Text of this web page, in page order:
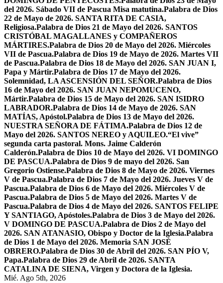
del 2026. Sábado VII de Pascua Misa matutina.Palabra de Dios
22 de Mayo de 2026. SANTA RITA DE CASIA,
Religiosa.Palabra de Dios 21 de Mayo del 2026. SANTOS
CRISTÓBAL MAGALLANES y COMPAÑEROS
MÁRTIRES.Palabra de Dios 20 de Mayo del 2026. Miércoles
VII de Pascua.Palabra de Dios 19 de Mayo de 2026. Martes VII
de Pascua.Palabra de Dios 18 de Mayo del 2026. SAN JUAN I,
Papa y Mártir.Palabra de Dios 17 de Mayo del 2026.
Solemnidad, LA ASCENSIÓN DEL SEÑOR.Palabra de Dios
16 de Mayo del 2026. SAN JUAN NEPOMUCENO,
Mártir.Palabra de Dios 15 de Mayo del 2026. SAN ISIDRO
LABRADOR.Palabra de Dios 14 de Mayo de 2026. SAN
MATÍAS, Apóstol.Palabra de Dios 13 de Mayo del 2026.
NUESTRA SEÑORA DE FÁTIMA.Palabra de Dios 12 de
Mayo del 2026. SANTOS NEREO y AQUILEO.“El vive”
segunda carta pastoral. Mons. Jaime Calderón
Calderón.Palabra de Dios 10 de Mayo del 2026. VI DOMINGO
DE PASCUA.Palabra de Dios 9 de mayo del 2026. San
Gregorio Ostiense.Palabra de Dios 8 de Mayo de 2026. Viernes
V de Pascua.Palabra de Dios 7 de Mayo del 2026. Jueves V de
Pascua.Palabra de Dios 6 de Mayo del 2026. Miércoles V de
Pascua.Palabra de Dios 5 de Mayo del 2026. Martes V de
Pascua.Palabra de Dios 4 de Mayo del 2026. SANTOS FELIPE
Y SANTIAGO, Apóstoles.Palabra de Dios 3 de Mayo del 2026.
V DOMINGO DE PASCUA.Palabra de Dios 2 de Mayo del
2026. SAN ATANASIO, Obispo y Doctor de la Iglesia.Palabra
de Dios 1 de Mayo del 2026. Memoria SAN JOSÉ
OBRERO.Palabra de Dios 30 de Abril del 2026. SAN PÍO V,
Papa.Palabra de Dios 29 de Abril de 2026. SANTA
CATALINA DE SIENA, Virgen y Doctora de la Iglesia.
Mié. Ago 5th, 2026